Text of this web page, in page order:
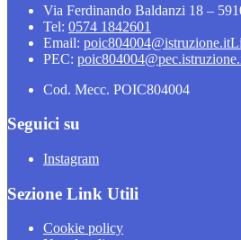
Via Ferdinando Baldanzi 18 –
Tel: 0574 1842601
Email: poic804004@istruzione.it
PEC:
Cod. Mecc. POIC804004
Seguici su
Instagram
Sezione Link Utili
Cookie policy